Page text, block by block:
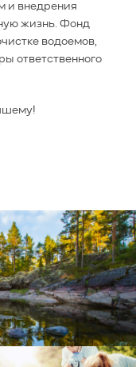
и внедрения
жизнь. Фонд
водоемов,
ответственного